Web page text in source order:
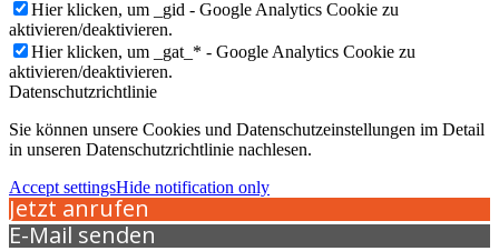
Hier klicken, um _gid - Google Analytics Cookie zu
aktivieren/deaktivieren.
Hier klicken, um _gat_* - Google Analytics Cookie zu
aktivieren/deaktivieren.
Datenschutzrichtlinie
Sie können unsere Cookies und Datenschutzeinstellungen im Detail
in unseren Datenschutzrichtlinie nachlesen.
Accept settingsHide notification only
Jetzt anrufen
E-Mail senden